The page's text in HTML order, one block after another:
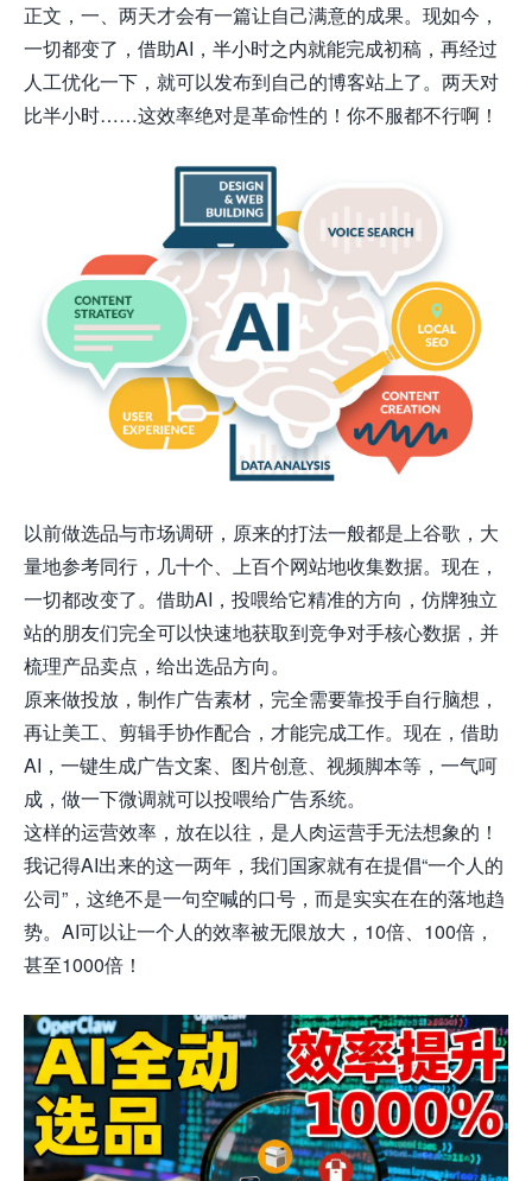
正文，一、两天才会有一篇让自己满意的成果。现如今，
一切都变了，借助AI，半小时之内就能完成初稿，再经过
人工优化一下，就可以发布到自己的博客站上了。两天对
比半小时……这效率绝对是革命性的！你不服都不行啊！
以前做选品与市场调研，原来的打法一般都是上谷歌，大
量地参考同行，几十个、上百个网站地收集数据。现在，
一切都改变了。借助AI，投喂给它精准的方向，仿牌独立
站的朋友们完全可以快速地获取到竞争对手核心数据，并
梳理产品卖点，给出选品方向。
原来做投放，制作广告素材，完全需要靠投手自行脑想，
再让美工、剪辑手协作配合，才能完成工作。现在，借助
AI，一键生成广告文案、图片创意、视频脚本等，一气呵
成，做一下微调就可以投喂给广告系统。
这样的运营效率，放在以往，是人肉运营手无法想象的！
我记得AI出来的这一两年，我们国家就有在提倡“一个人的
公司”，这绝不是一句空喊的口号，而是实实在在的落地趋
势。AI可以让一个人的效率被无限放大，10倍、100倍，
甚至1000倍！